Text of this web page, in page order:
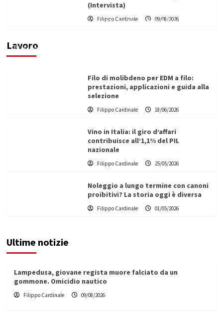
(Intervista)
Filippo Cardinale 09/08/2026
Lavoro
L’ingegnere saccense Buscarnera partner chiave
di un progetto transnazionale per la transizione
Filippo Cardinale
Filo di molibdeno per EDM a filo:
prestazioni, applicazioni e guida alla
selezione
Filippo Cardinale 18/06/2026
Vino in Italia: il giro d’affari
contribuisce all’1,1% del PIL
nazionale
Filippo Cardinale 25/05/2026
Noleggio a lungo termine con canoni
proibitivi? La storia oggi è diversa
Filippo Cardinale 01/05/2026
Ultime notizie
Lampedusa, giovane regista muore falciato da un
gommone. Omicidio nautico
Filippo Cardinale 09/08/2026